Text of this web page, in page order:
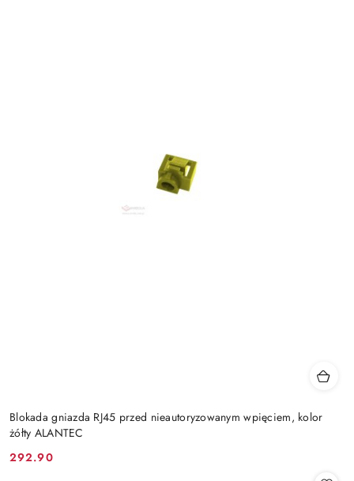
Blokada gniazda RJ45 przed nieautoryzowanym wpięciem, kolor
żółty ALANTEC
Cena:
292.90